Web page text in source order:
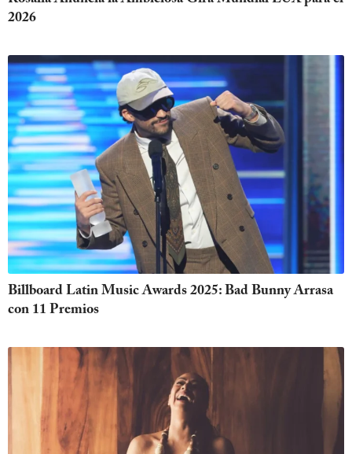
2026
Billboard Latin Music Awards 2025: Bad Bunny Arrasa
con 11 Premios